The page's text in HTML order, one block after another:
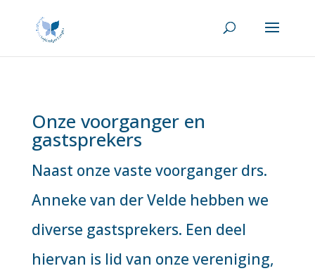
Onze voorganger en
gastsprekers
Naast onze vaste voorganger drs.
Anneke van der Velde hebben we
diverse gastsprekers. Een deel
hiervan is lid van onze vereniging,